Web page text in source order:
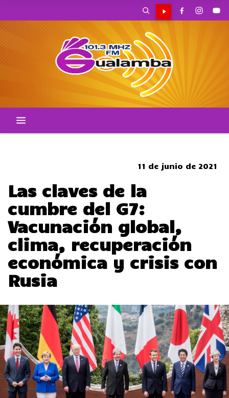
11 de junio de 2021
Las claves de la
cumbre del G7:
Vacunación global,
clima, recuperación
económica y crisis con
Rusia